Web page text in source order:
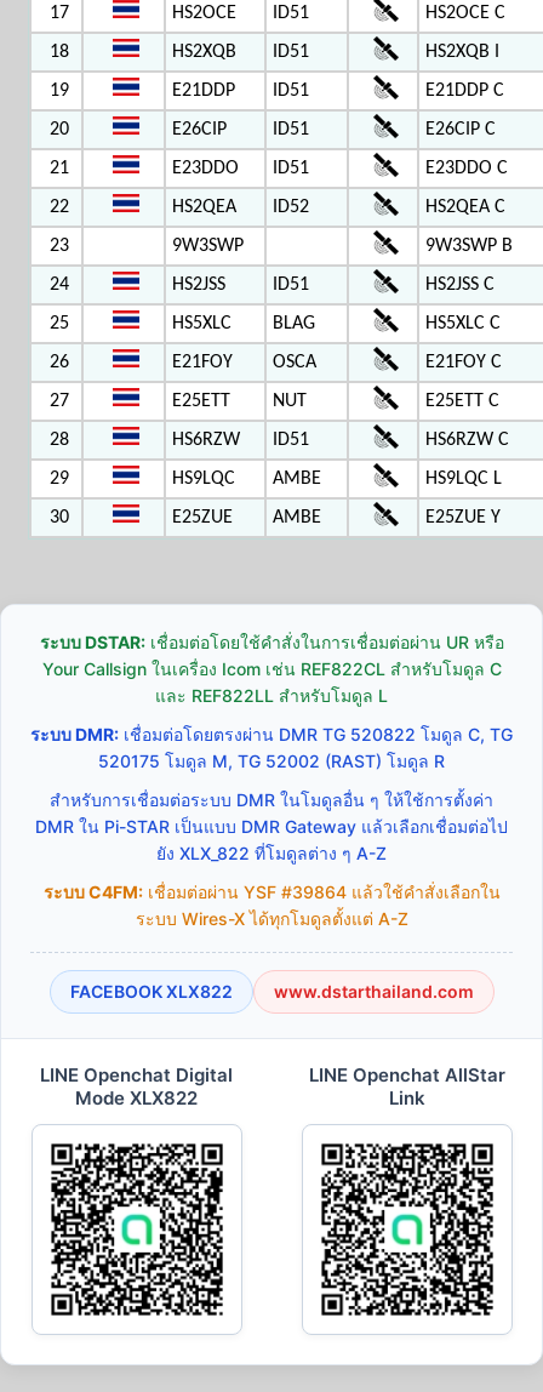
17
HS2OCE ID51
HS2OCE C
18
HS2XQB ID51
HS2XQB I
19
E21DDP ID51
E21DDP C
20
E26CIP ID51
E26CIP C
21
E23DDO ID51
E23DDO C
22
HS2QEA ID52
HS2QEA C
23
9W3SWP
9W3SWP B
24
HS2JSS ID51
HS2JSS C
25
HS5XLC BLAG
HS5XLC C
26
E21FOY OSCA
E21FOY C
27
E25ETT NUT
E25ETT C
28
HS6RZW ID51
HS6RZW C
29
HS9LQC AMBE
HS9LQC L
30
E25ZUE AMBE E25ZUE Y
ระบบ DSTAR:เชื่อมต่อโดยใช้คำสั่งในการเชื่อมต่อผ่าน UR หรือ
Your Callsign ในเครื่อง Icom เช่น REF822CL สำหรับโมดูล C
และ REF822LL สำหรับโมดูล L
ระบบ DMR: เชื่อมต่อโดยตรงผ่าน DMR TG 520822 โมดูล C, TG
520175 โมดูล M, TG 52002 (RAST) โมดูล R
สำหรับการเชื่อมต่อระบบ DMR ในโมดูลอื่น ๆ ให้ใช้การตั้งค่า
DMR ใน Pi-STAR เป็นแบบ DMR Gateway แล้วเลือกเชื่อมต่อไป
ยัง XLX_822 ที่โมดูลต่าง ๆ A-Z
ระบบ C4FM:เชื่อมต่อผ่าน YSF #39864 แล้วใช้คำสั่งเลือกใน
ระบบ Wires-X ได้ทุกโมดูลตั้งแต่ A-Z
FACEBOOK XLX822 www.dstarthailand.com
LINE Openchat Digital
Mode XLX822
LINE Openchat AllStar
Link